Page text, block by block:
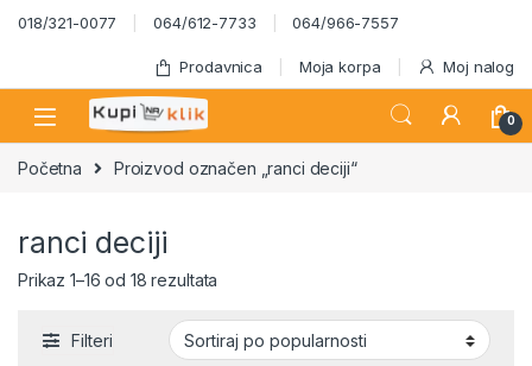
Skip to navigation
Skip to content
018/321-0077 064/612-7733 064/966-7557
Prodavnica Moja korpa Moj nalog
0
Početna Proizvod označen „ranci deciji“
ranci deciji
Prikaz 1–16 od 18 rezultata
Filteri